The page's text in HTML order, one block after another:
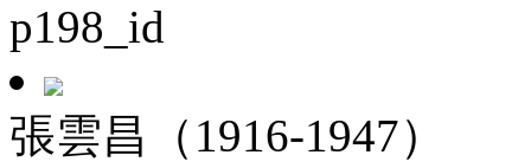
p198_id
張雲昌（1916-1947）